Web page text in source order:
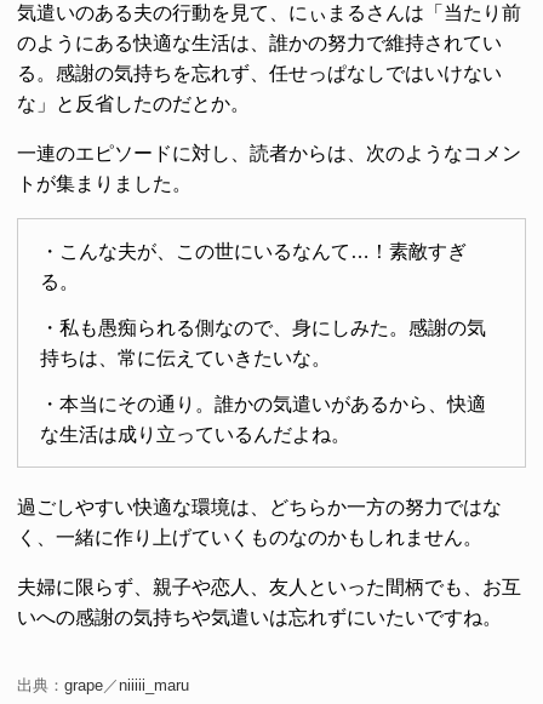
気遣いのある夫の行動を見て、にぃまるさんは「当たり前
のようにある快適な生活は、誰かの努力で維持されてい
る。感謝の気持ちを忘れず、任せっぱなしではいけない
な」と反省したのだとか。
一連のエピソードに対し、読者からは、次のようなコメン
トが集まりました。
・こんな夫が、この世にいるなんて…！素敵すぎ
る。
・私も愚痴られる側なので、身にしみた。感謝の気
持ちは、常に伝えていきたいな。
・本当にその通り。誰かの気遣いがあるから、快適
な生活は成り立っているんだよね。
過ごしやすい快適な環境は、どちらか一方の努力ではな
く、一緒に作り上げていくものなのかもしれません。
夫婦に限らず、親子や恋人、友人といった間柄でも、お互
いへの感謝の気持ちや気遣いは忘れずにいたいですね。
出典： grape／niiiii_maru